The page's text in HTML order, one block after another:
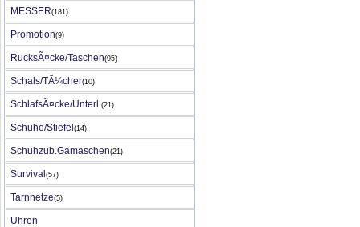
MESSER(181)
Promotion(9)
RucksÃ¤cke/Taschen(95)
Schals/TÃ¼cher(10)
SchlafsÃ¤cke/Unterl.(21)
Schuhe/Stiefel (14)
Schuhzub.Gamaschen(21)
Survival (57)
Tarnnetze(5)
Uhren